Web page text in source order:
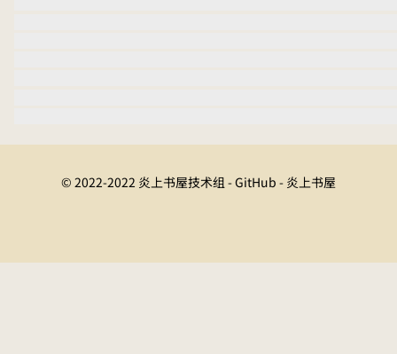
© 2022-2022 炎上书屋技术组 - GitHub - 炎上书屋